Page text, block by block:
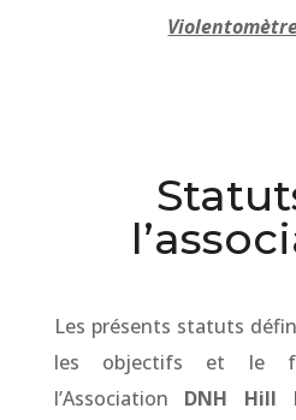
Les présents statuts
les objectifs et le
l’Association DNH Hill